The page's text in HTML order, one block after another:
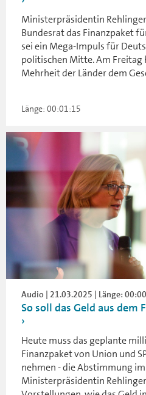
Ministerpräsidentin
Bundesrat das Finanzpaket
sei ein Mega-Impuls für
politischen Mitte. Am
Mehrheit der Länder dem
Länge: 00:01:15
Audio | 21.03.2025 | Länge:
So soll das Geld aus dem
Heute muss das geplante
Finanzpaket von Union und
nehmen - die Abstimmung
Ministerpräsidentin